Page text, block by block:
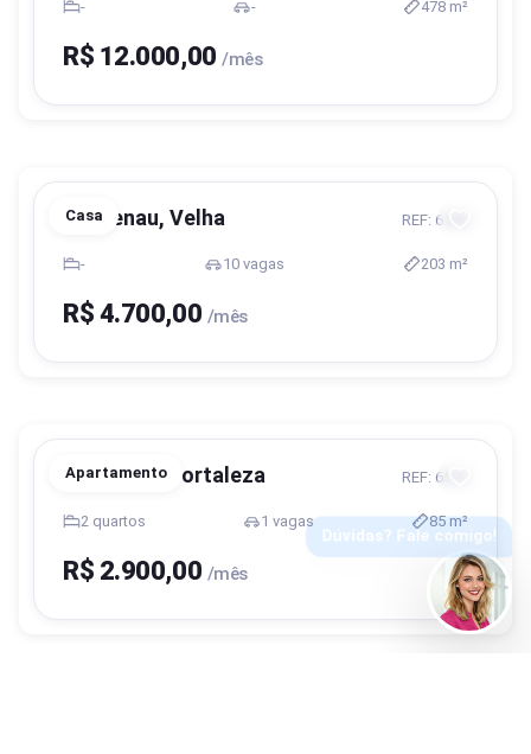
- - 478 m²
R$ 12.000,00/mês
Casa
Blumenau, Velha REF: 6188
- 10 vagas 203 m²
R$ 4.700,00 /mês
Apartamento
Blumenau, Fortaleza REF: 6555
2 quartos 1 vagas 85 m²
R$ 2.900,00 /mês